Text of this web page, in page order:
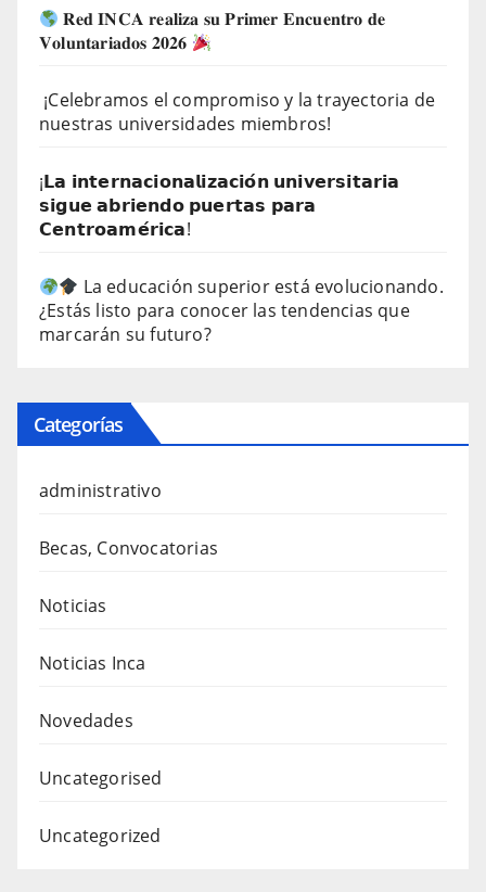
𝐑𝐞𝐝 𝐈𝐍𝐂𝐀 𝐫𝐞𝐚𝐥𝐢𝐳𝐚 𝐬𝐮 𝐏𝐫𝐢𝐦𝐞𝐫 𝐄𝐧𝐜𝐮𝐞𝐧𝐭𝐫𝐨 𝐝𝐞
𝐕𝐨𝐥𝐮𝐧𝐭𝐚𝐫𝐢𝐚𝐝𝐨𝐬 𝟐𝟎𝟐𝟔
¡Celebramos el compromiso y la trayectoria de
nuestras universidades miembros!
¡𝗟𝗮 𝗶𝗻𝘁𝗲𝗿𝗻𝗮𝗰𝗶𝗼𝗻𝗮𝗹𝗶𝘇𝗮𝗰𝗶𝗼́𝗻 𝘂𝗻𝗶𝘃𝗲𝗿𝘀𝗶𝘁𝗮𝗿𝗶𝗮
𝘀𝗶𝗴𝘂𝗲 𝗮𝗯𝗿𝗶𝗲𝗻𝗱𝗼 𝗽𝘂𝗲𝗿𝘁𝗮𝘀 𝗽𝗮𝗿𝗮
𝗖𝗲𝗻𝘁𝗿𝗼𝗮𝗺𝗲́𝗿𝗶𝗰𝗮!
La educación superior está evolucionando.
¿Estás listo para conocer las tendencias que
marcarán su futuro?
Categorías
administrativo
Becas, Convocatorias
Noticias
Noticias Inca
Novedades
Uncategorised
Uncategorized